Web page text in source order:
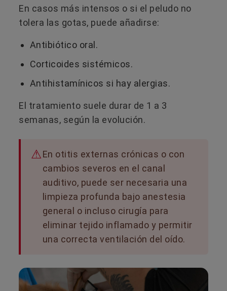
En casos más intensos o si el peludo no
tolera las gotas, puede añadirse:
Antibiótico oral.
Corticoides sistémicos.
Antihistamínicos si hay alergias.
El tratamiento suele durar de 1 a 3
semanas, según la evolución.
En otitis externas crónicas o con
cambios severos en el canal
auditivo, puede ser necesaria una
limpieza profunda bajo anestesia
general o incluso cirugía para
eliminar tejido inflamado y permitir
una correcta ventilación del oído.